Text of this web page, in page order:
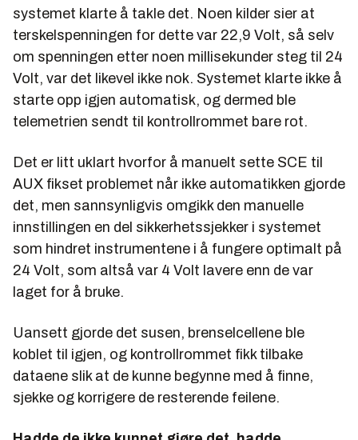
systemet klarte å takle det. Noen kilder sier at
terskelspenningen for dette var 22,9 Volt, så selv
om spenningen etter noen millisekunder steg til 24
Volt, var det likevel ikke nok. Systemet klarte ikke å
starte opp igjen automatisk, og dermed ble
telemetrien sendt til kontrollrommet bare rot.
Det er litt uklart hvorfor å manuelt sette SCE til
AUX fikset problemet når ikke automatikken gjorde
det, men sannsynligvis omgikk den manuelle
innstillingen en del sikkerhetssjekker i systemet
som hindret instrumentene i å fungere optimalt på
24 Volt, som altså var 4 Volt lavere enn de var
laget for å bruke.
Uansett gjorde det susen, brenselcellene ble
koblet til igjen, og kontrollrommet fikk tilbake
dataene slik at de kunne begynne med å finne,
sjekke og korrigere de resterende feilene.